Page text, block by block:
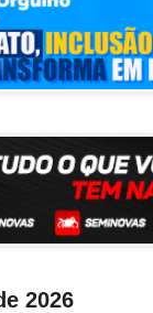
2026